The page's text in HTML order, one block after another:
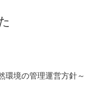
環境の管理運営方針～